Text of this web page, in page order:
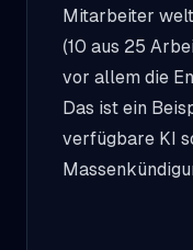
Mitarbeiter
(10 aus 25
vor allem die
Das ist ein
verfügbare KI